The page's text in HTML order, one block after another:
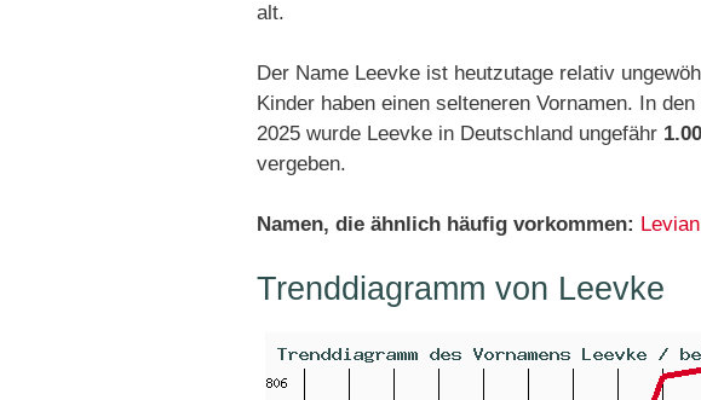
alt.
Der Name Leevke ist heutzutage relativ
Kinder haben einen selteneren Vornamen. In
2025 wurde Leevke in Deutschland ungefähr
vergeben.
Namen, die ähnlich häufig vorkommen: Levian
Trenddiagramm von Leevke